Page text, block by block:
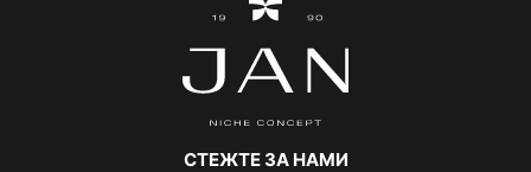
СТЕЖТЕ ЗА НАМИ